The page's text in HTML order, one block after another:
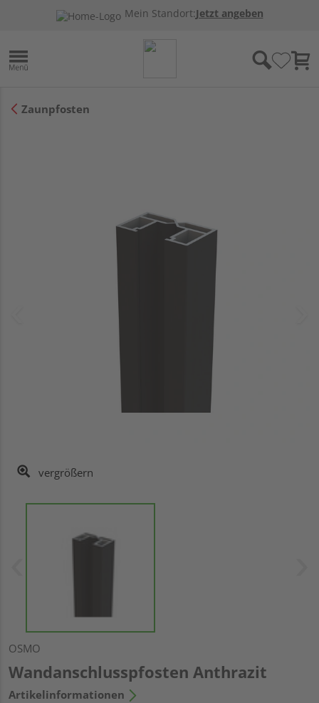
Mein Standort:Jetzt angeben
Zaunpfosten
vergrößern
OSMO
Wandanschlusspfosten Anthrazit
Artikelinformationen